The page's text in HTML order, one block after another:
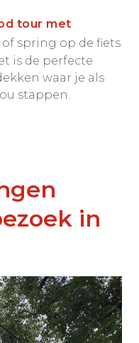
tour met
of spring op de fiets
is de perfecte
waar je als
stappen.
in